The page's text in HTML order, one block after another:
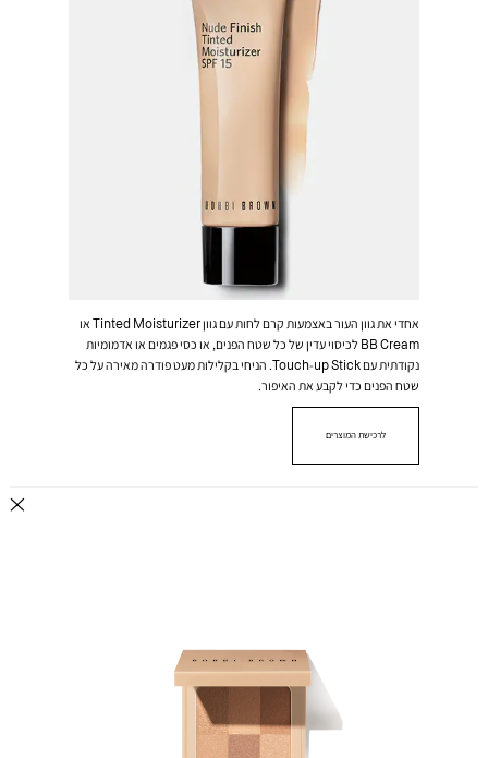
אחדי את גוון העור באצמעות קרם לחות עם גוון Tinted Moisturizer או
BB Cream לכיסוי עדין של כל שטח הפנים, או כסי פגמים או אדמומיות
נקודתית עם Touch-up Stick. הניחי בקלילות מעט פודרה מאירה על כל
שטח הפנים כדי לקבע את האיפור.
לרכישת המוצרים